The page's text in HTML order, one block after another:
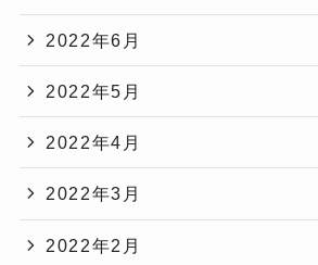
2022年6月
2022年5月
2022年4月
2022年3月
2022年2月